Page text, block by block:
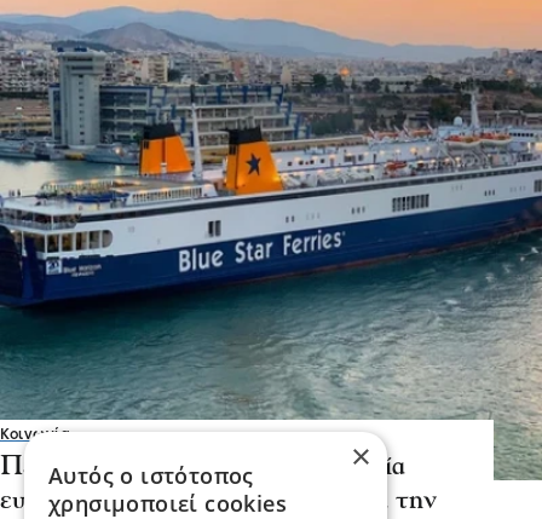
Κοινωνία
Πειραιάς: «Το πλοίο δεν έχει καμία
ευθύνη για το συμβάν» – Οργή για την
×
Αυτός ο ιστότοπος
χρησιμοποιεί cookies